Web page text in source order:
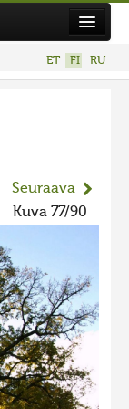
ET FI RU
Seuraava
Kuva 77/90